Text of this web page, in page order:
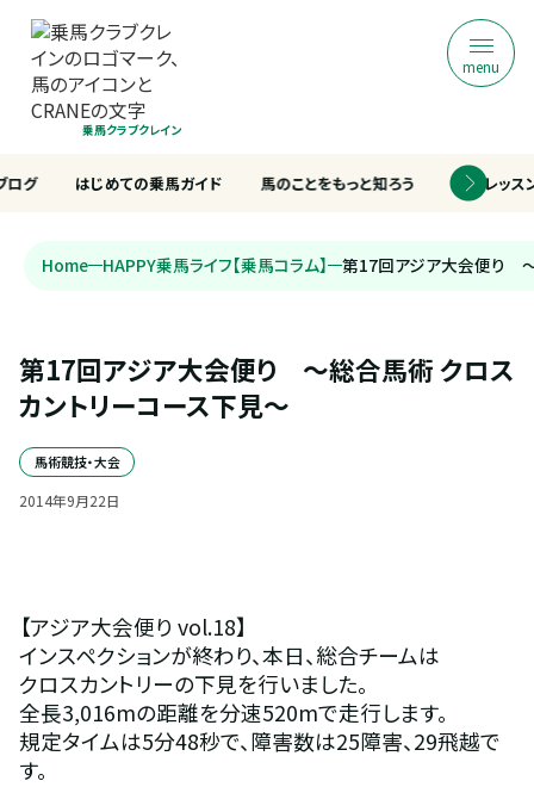
乗馬クラブクレイン
menu
はじめての乗馬ガイド 馬のことをもっと知ろう 乗馬レッス
ログ
Home HAPPY乗馬ライフ【乗馬コラム】 第17回アジア大会便り
第17回アジア大会便り　～総合馬術 クロス
カントリーコース下見～
馬術競技・大会
2014年9月22日
【アジア大会便り vol.18】
インスペクションが終わり、本日、総合チームは
クロスカントリーの下見を行いました。
全長3,016mの距離を分速520mで走行します。
規定タイムは5分48秒で、障害数は25障害、29飛越で
す。